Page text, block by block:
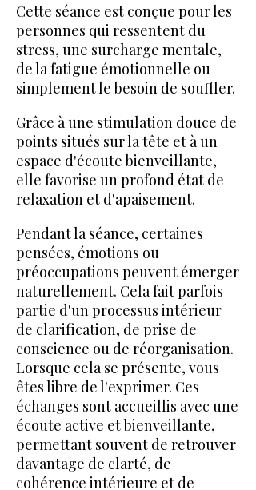
Cette séance est conçue pour les
personnes qui ressentent du
stress, une surcharge mentale,
de la fatigue émotionnelle ou
simplement le besoin de souffler.
Grâce à une stimulation douce de
points situés sur la tête et à un
espace d'écoute bienveillante,
elle favorise un profond état de
relaxation et d'apaisement.
Pendant la séance, certaines
pensées, émotions ou
préoccupations peuvent émerger
naturellement. Cela fait parfois
partie d'un processus intérieur
de clarification, de prise de
conscience ou de réorganisation.
Lorsque cela se présente, vous
êtes libre de l'exprimer. Ces
échanges sont accueillis avec une
écoute active et bienveillante,
permettant souvent de retrouver
davantage de clarté, de
cohérence intérieure et de